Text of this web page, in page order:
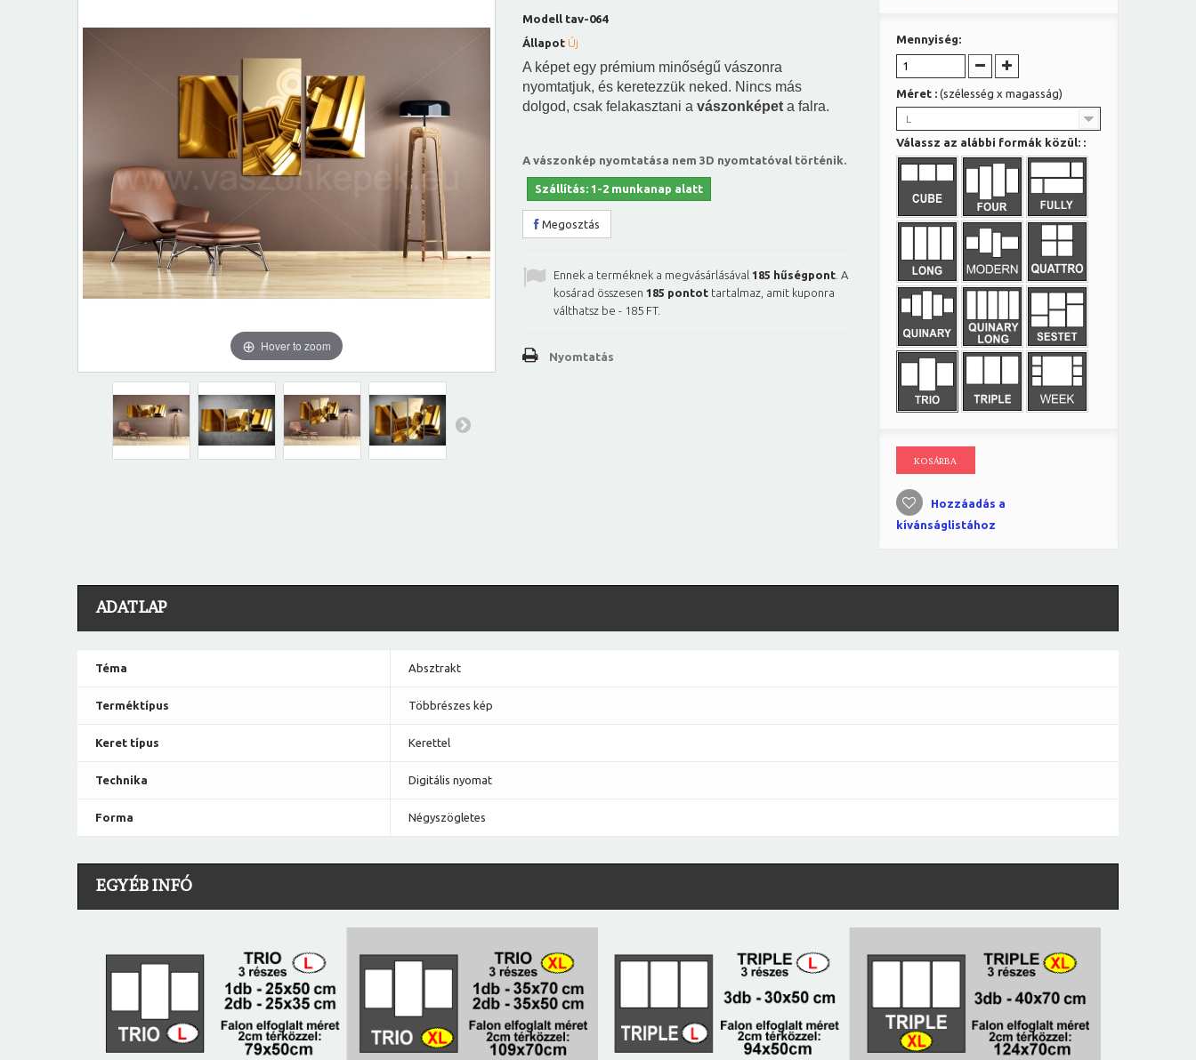
Hover to zoom
Modell tav-064
Állapot Új
A képet egy prémium minőségű vászonra
nyomtatjuk, és keretezzük neked. Nincs más
dolgod, csak felakasztani a vászonképet a falra.
A vászonkép nyomtatása nem 3D nyomtatóval történik.
Szállítás: 1-2 munkanap alatt
Megosztás
Ennek a terméknek a megvásárlásával 185 hűségpont . A
kosárad összesen 185 pontot tartalmaz, amit kuponra
válthatsz be - 185 FT.
Nyomtatás
Mennyiség:
Méret : (szélesség x magasság)
L
Válassz az alábbi formák közül: :
KOSÁRBA
Hozzáadás a
kívánságlistához
ADATLAP
Téma Absztrakt
Terméktípus Többrészes kép
Keret típus Kerettel
Technika Digitális nyomat
Forma Négyszögletes
EGYÉB INFÓ